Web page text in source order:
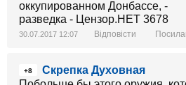
30.07.2017 12:07 Відповісти
+8
Скрепка Духовная